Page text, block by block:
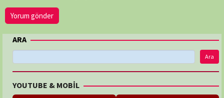
ARA
Ara
YOUTUBE & MOBİL